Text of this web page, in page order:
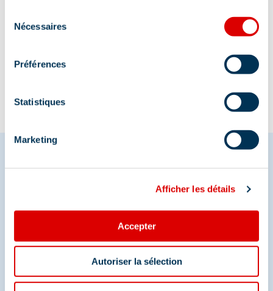
Nécessaires
Préférences
Statistiques
Marketing
Afficher les détails
Accepter
Autoriser la sélection
Share your moments in
Méribel